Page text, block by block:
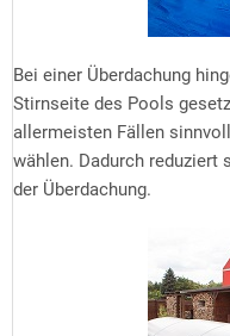
Bei einer Überdachung
Stirnseite des Pools
allermeisten Fällen
wählen. Dadurch
der Überdachung.